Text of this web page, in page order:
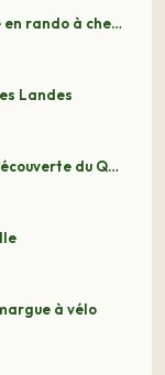
Les Sept monts de Haute Savoie en rando à cheval
Landes
A vos ânes, prêts, galopez à la découverte du Queyras e
à vélo